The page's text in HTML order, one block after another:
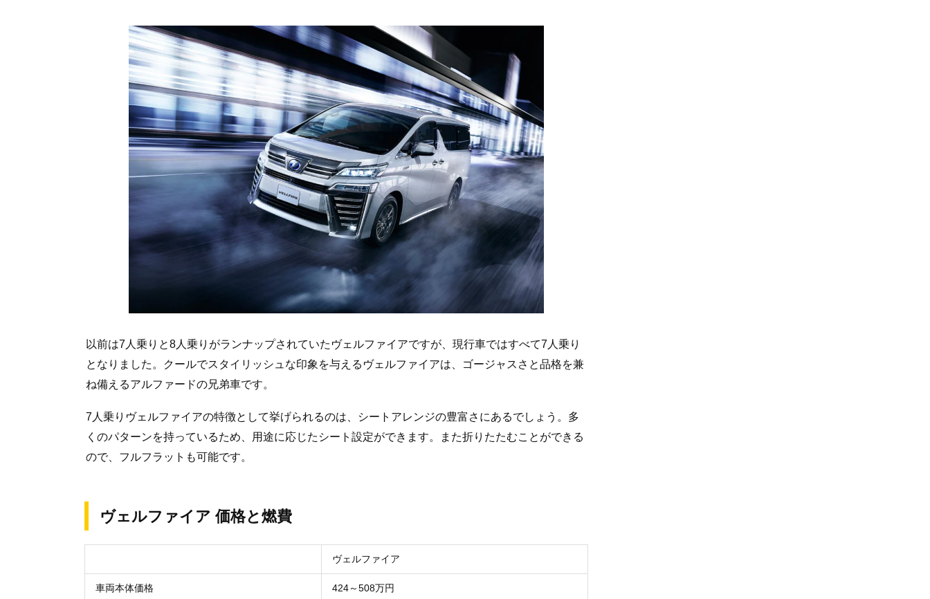
以前は7人乗りと8人乗りがランナップされていたヴェルファイアですが、現行車ではすべて7人乗り
となりました。クールでスタイリッシュな印象を与えるヴェルファイアは、ゴージャスさと品格を兼
ね備えるアルファードの兄弟車です。
7人乗りヴェルファイアの特徴として挙げられるのは、シートアレンジの豊富さにあるでしょう。多
くのパターンを持っているため、用途に応じたシート設定ができます。また折りたたむことができる
ので、フルフラットも可能です。
ヴェルファイア 価格と燃費
ヴェルファイア
車両本体価格 424～508万円